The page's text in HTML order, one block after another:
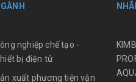
nghiệp chế tạo -
bị điện tử
xuất phương tiện vận